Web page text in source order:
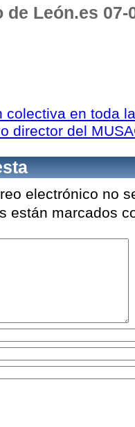
León.es 07-
colectiva en toda
director del
electrónico no
están marcados